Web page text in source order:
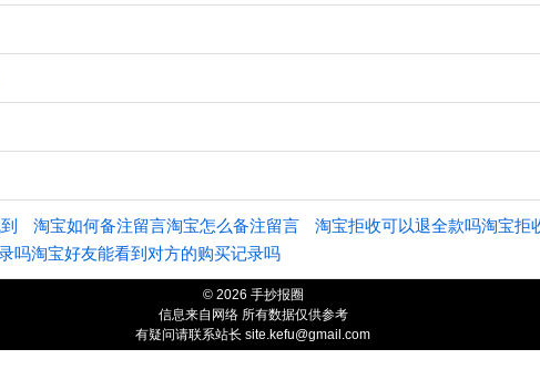
淘宝如何备注留言淘宝怎么备注留言 淘宝拒收可以退全款吗淘宝拒
吗淘宝好友能看到对方的购买记录吗
© 2026 手抄报圈
信息来自网络 所有数据仅供参考
有疑问请联系站长 site.kefu@gmail.com